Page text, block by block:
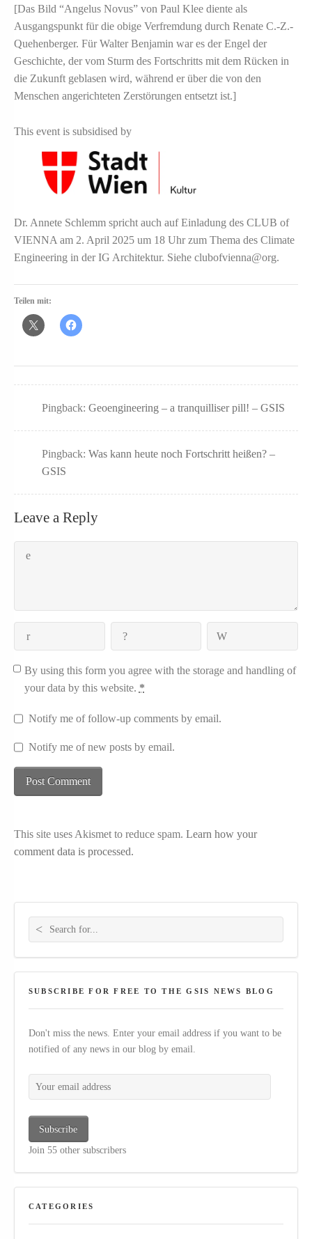
[Das Bild “Angelus Novus” von Paul Klee diente als
Ausgangspunkt für die obige Verfremdung durch Renate C.-Z.-
Quehenberger. Für Walter Benjamin war es der Engel der
Geschichte, der vom Sturm des Fortschritts mit dem Rücken in
die Zukunft geblasen wird, während er über die von den
Menschen angerichteten Zerstörungen entsetzt ist.]
This event is subsidised by
Dr. Annete Schlemm spricht auch auf Einladung des CLUB of
VIENNA am 2. April 2025 um 18 Uhr zum Thema des Climate
Engineering in der IG Architektur. Siehe clubofvienna@org.
Teilen mit:
Pingback: Geoengineering – a tranquilliser pill! – GSIS
Pingback: Was kann heute noch Fortschritt heißen? –
GSIS
Leave a Reply
By using this form you agree with the storage and handling of
your data by this website. *
Notify me of follow-up comments by email.
Notify me of new posts by email.
This site uses Akismet to reduce spam. Learn how your
comment data is processed.
Search for:
SUBSCRIBE FOR FREE TO THE GSIS NEWS BLOG
Don't miss the news. Enter your email address if you want to be
notified of any news in our blog by email.
Your email address
Subscribe
Join 55 other subscribers
CATEGORIES